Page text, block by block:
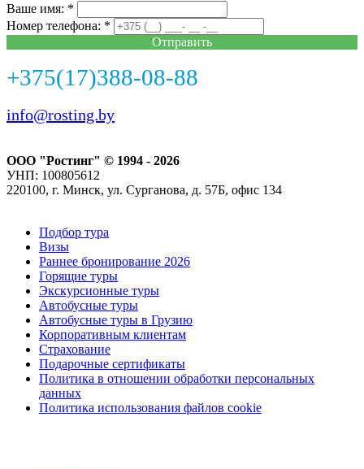
Ваше имя: *
Номер телефона: *
Отправить
+375(17)388-08-88
info@rosting.by
ООО "Ростинг" © 1994 - 2026
УНП: 100805612
220100, г. Минск, ул. Сурганова, д. 57Б, офис 134
Подбор тура
Визы
Раннее бронирование 2026
Горящие туры
Экскурсионные туры
Автобусные туры
Автобусные туры в Грузию
Корпоративным клиентам
Страхование
Подарочные сертификаты
Политика в отношении обработки персональных
данных
Политика использования файлов cookie